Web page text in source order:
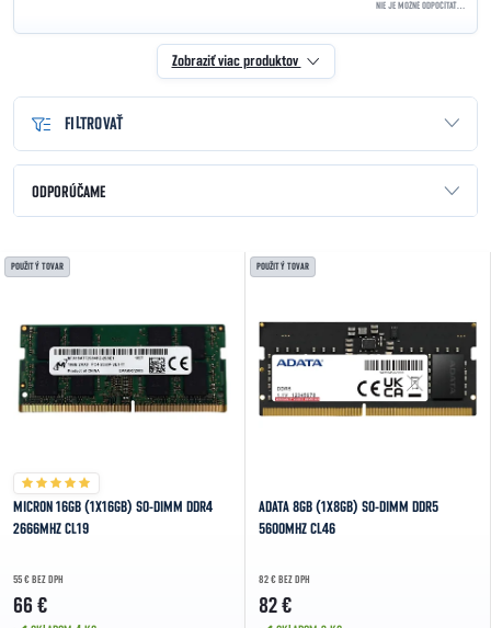
Zobraziť viac produktov
FILTROVAŤ
Radenie produktov
ODPORÚČAME
NAJPREDÁVANEJŠIE
ABECEDNE
Výpis produktov
POUŽITÝ TOVAR
MICRON 16GB (1X16GB) SO-DIMM DDR4
2666MHZ CL19
55 € BEZ DPH
66 €
POUŽITÝ TOVAR
ADATA 8GB (1X8GB) SO-DIMM DDR5
5600MHZ CL46
82 € BEZ DPH
82 €